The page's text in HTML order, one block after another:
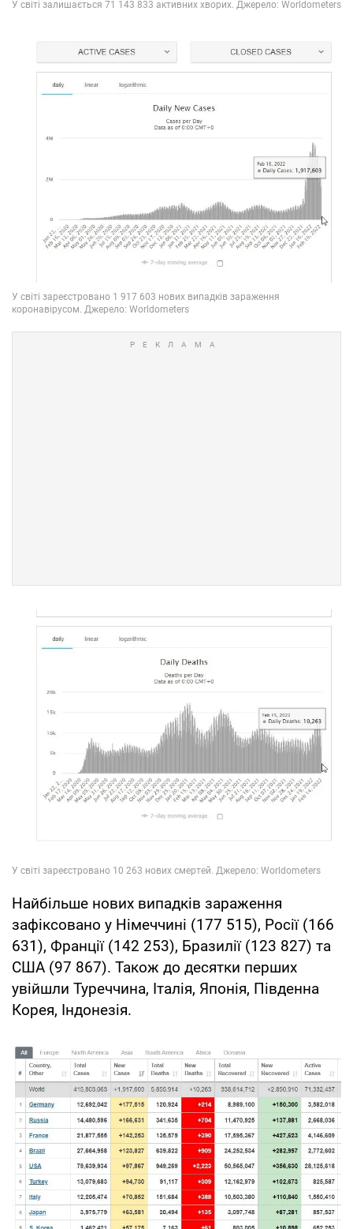
Найбільше нових випадків зараження
зафіксовано у Німеччині (177 515), Росії (166
631), Франції (142 253), Бразилії (123 827) та
США (97 867). Також до десятки перших
увійшли Туреччина, Італія, Японія, Південна
Корея, Індонезія.